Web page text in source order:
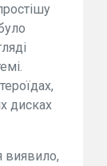
дисках